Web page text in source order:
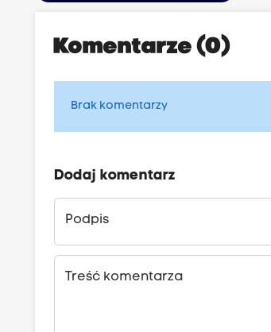
Komentarze (0)
Brak komentarzy
Dodaj komentarz
Podpis
Treść komentarza